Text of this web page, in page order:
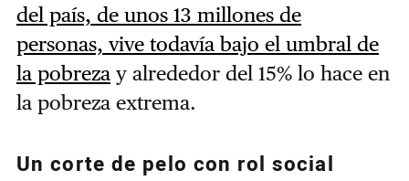
del país, de unos 13 millones de
personas, vive todavía bajo el umbral de
la pobrezay alrededor del 15% lo hace en
la pobreza extrema.
Un corte de pelo con rol social